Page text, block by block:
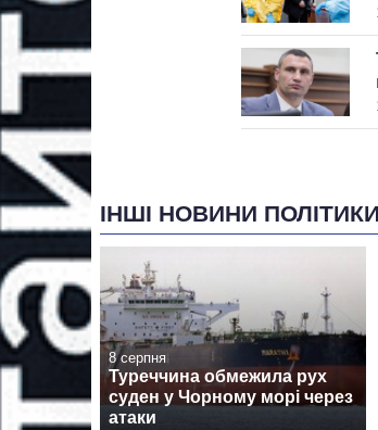
ІНШІ НОВИНИ ПОЛІТИКИ
8 серпня
Туреччина обмежила рух
суден у Чорному морі через
атаки